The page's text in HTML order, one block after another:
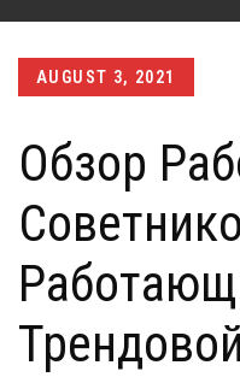
Posted
AUGUST 3, 2021
Обзор